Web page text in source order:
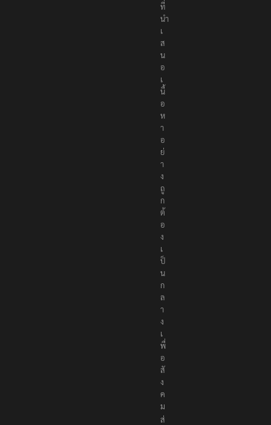
ที่
นำ
เ
ส
น
อ
เ
นื้
อ
ห
า
อ
ย่
า
ง
ถู
ก
ต้
อ
ง
เ
ป็
น
ก
ล
า
ง
เ
พื่
อ
สั
ง
ค
ม
ส่